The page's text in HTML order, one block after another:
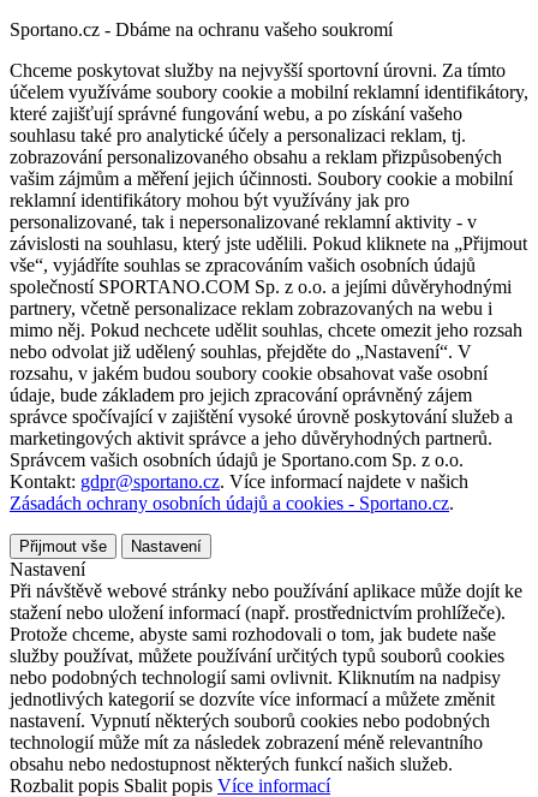
Sportano.cz - Dbáme na ochranu vašeho soukromí
Chceme poskytovat služby na nejvyšší sportovní úrovni. Za tímto
účelem využíváme soubory cookie a mobilní reklamní identifikátory,
které zajišťují správné fungování webu, a po získání vašeho
souhlasu také pro analytické účely a personalizaci reklam, tj.
zobrazování personalizovaného obsahu a reklam přizpůsobených
vašim zájmům a měření jejich účinnosti. Soubory cookie a mobilní
reklamní identifikátory mohou být využívány jak pro
personalizované, tak i nepersonalizované reklamní aktivity - v
závislosti na souhlasu, který jste udělili. Pokud kliknete na „Přijmout
vše“, vyjádříte souhlas se zpracováním vašich osobních údajů
společností SPORTANO.COM Sp. z o.o. a jejími důvěryhodnými
partnery, včetně personalizace reklam zobrazovaných na webu i
mimo něj. Pokud nechcete udělit souhlas, chcete omezit jeho rozsah
nebo odvolat již udělený souhlas, přejděte do „Nastavení“. V
rozsahu, v jakém budou soubory cookie obsahovat vaše osobní
údaje, bude základem pro jejich zpracování oprávněný zájem
správce spočívající v zajištění vysoké úrovně poskytování služeb a
marketingových aktivit správce a jeho důvěryhodných partnerů.
Správcem vašich osobních údajů je Sportano.com Sp. z o.o.
Kontakt: gdpr@sportano.cz. Více informací najdete v našich
Zásadách ochrany osobních údajů a cookies - Sportano.cz.
Přijmout vše Nastavení
Nastavení
Při návštěvě webové stránky nebo používání aplikace může dojít ke
stažení nebo uložení informací (např. prostřednictvím prohlížeče).
Protože chceme, abyste sami rozhodovali o tom, jak budete naše
služby používat, můžete používání určitých typů souborů cookies
nebo podobných technologií sami ovlivnit. Kliknutím na nadpisy
jednotlivých kategorií se dozvíte více informací a můžete změnit
nastavení. Vypnutí některých souborů cookies nebo podobných
technologií může mít za následek zobrazení méně relevantního
obsahu nebo nedostupnost některých funkcí našich služeb.
Rozbalit popis Sbalit popis Více informací